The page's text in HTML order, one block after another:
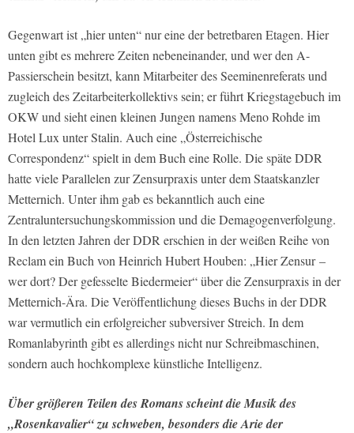
Gegenwart ist „hier unten“ nur eine der betretbaren Etagen. Hier
unten gibt es mehrere Zeiten nebeneinander, und wer den A-
Passierschein besitzt, kann Mitarbeiter des Seeminenreferats und
zugleich des Zeitarbeiterkollektivs sein; er führt Kriegstagebuch im
OKW und sieht einen kleinen Jungen namens Meno Rohde im
Hotel Lux unter Stalin. Auch eine „Österreichische
Correspondenz“ spielt in dem Buch eine Rolle. Die späte DDR
hatte viele Parallelen zur Zensurpraxis unter dem Staatskanzler
Metternich. Unter ihm gab es bekanntlich auch eine
Zentraluntersuchungskommission und die Demagogenverfolgung.
In den letzten Jahren der DDR erschien in der weißen Reihe von
Reclam ein Buch von Heinrich Hubert Houben: „Hier Zensur –
wer dort? Der gefesselte Biedermeier“ über die Zensurpraxis in der
Metternich-Ära. Die Veröffentlichung dieses Buchs in der DDR
war vermutlich ein erfolgreicher subversiver Streich. In dem
Romanlabyrinth gibt es allerdings nicht nur Schreibmaschinen,
sondern auch hochkomplexe künstliche Intelligenz.
Über größeren Teilen des Romans scheint die Musik des
„Rosenkavalier“ zu schweben, besonders die Arie der